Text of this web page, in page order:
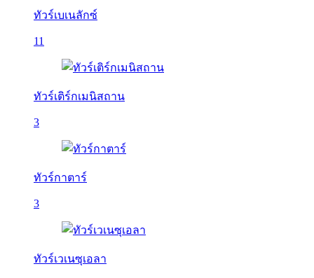
ทัวร์เบเนลักซ์
11
ทัวร์เติร์กเมนิสถาน
3
ทัวร์กาตาร์
3
ทัวร์เวเนซุเอลา